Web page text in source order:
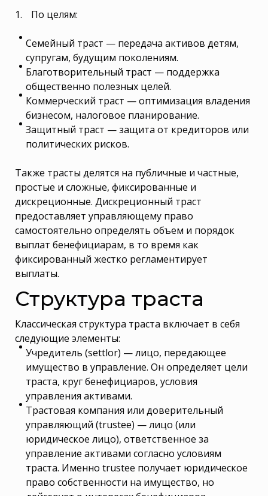
По целям:
Семейный траст — передача активов детям,
супругам, будущим поколениям.
Благотворительный траст — поддержка
общественно полезных целей.
Коммерческий траст — оптимизация владения
бизнесом, налоговое планирование.
Защитный траст — защита от кредиторов или
политических рисков.
Также трасты делятся на публичные и частные,
простые и сложные, фиксированные и
дискреционные. Дискреционный траст
предоставляет управляющему право
самостоятельно определять объем и порядок
выплат бенефициарам, в то время как
фиксированный жестко регламентирует
выплаты.
Структура траста
Классическая структура траста включает в себя
следующие элементы:
Учредитель (settlor) — лицо, передающее
имущество в управление. Он определяет цели
траста, круг бенефициаров, условия
управления активами.
Трастовая компания или доверительный
управляющий (trustee) — лицо (или
юридическое лицо), ответственное за
управление активами согласно условиям
траста. Именно trustee получает юридическое
право собственности на имущество, но